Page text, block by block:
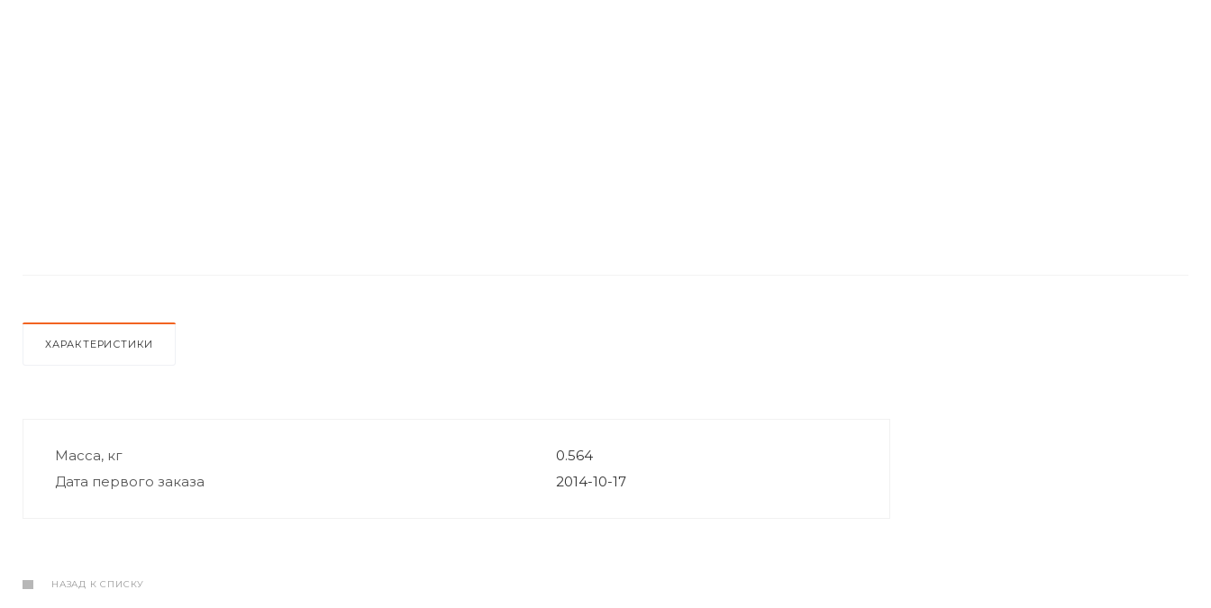
ХАРАКТЕРИСТИКИ
Масса, кг
0.564
Дата первого заказа
2014-10-17
НАЗАД К СПИСКУ